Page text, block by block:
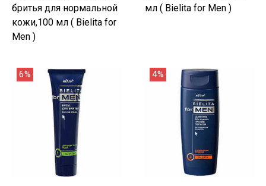
бритья для нормальной
кожи,100 мл ( Bielita for
Men )
мл ( Bielita for Men )
6% 4%